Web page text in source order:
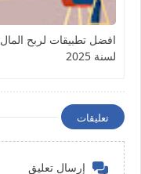
افضل تطبيقات لربح المال
لسنة 2025
تعليقات
إرسال تعليق